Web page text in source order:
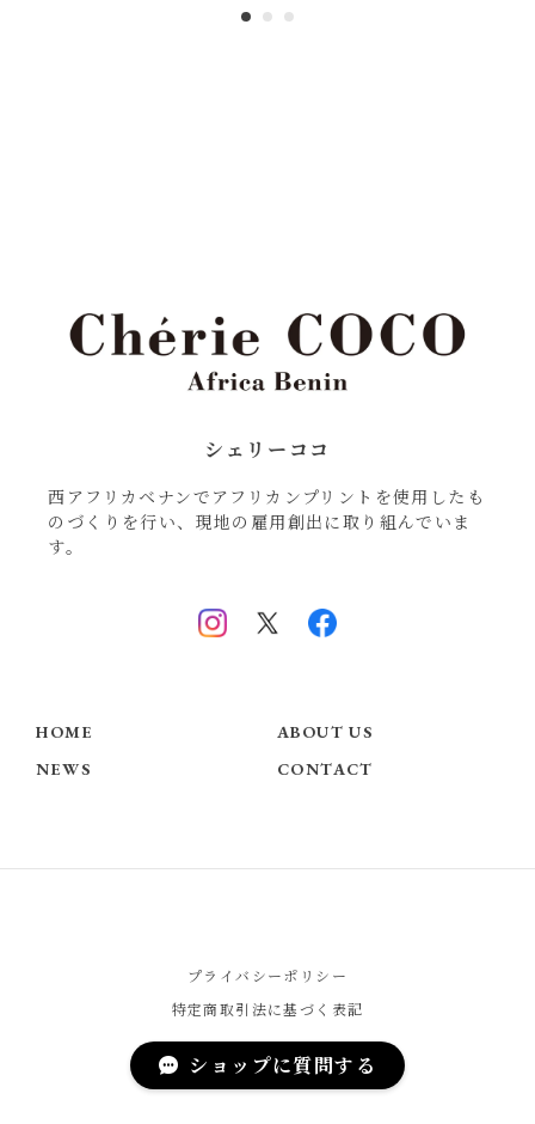
シェリーココ
西アフリカベナンでアフリカンプリントを使用したも
のづくりを行い、現地の雇用創出に取り組んでいま
す。
HOME
ABOUT US
NEWS
CONTACT
プライバシーポリシー
特定商取引法に基づく表記
ショップに質問する